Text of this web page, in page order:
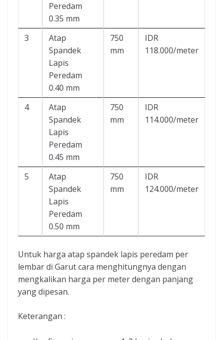
Peredam
0.35 mm
3
Atap
Spandek
Lapis
Peredam
0.40 mm
750
mm
IDR
118.000/meter
4
Atap
Spandek
Lapis
Peredam
0.45 mm
750
mm
IDR
114.000/meter
5
Atap
Spandek
Lapis
Peredam
0.50 mm
750
mm
IDR
124.000/meter
Untuk harga atap spandek lapis peredam per
lembar di Garut cara menghitungnya dengan
mengkalikan harga per meter dengan panjang
yang dipesan.
Keterangan :